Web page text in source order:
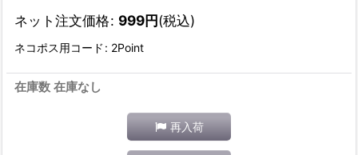
ネット注文価格: 999円(税込)
ネコポス用コード : 2Point
在庫数 在庫なし
再入荷